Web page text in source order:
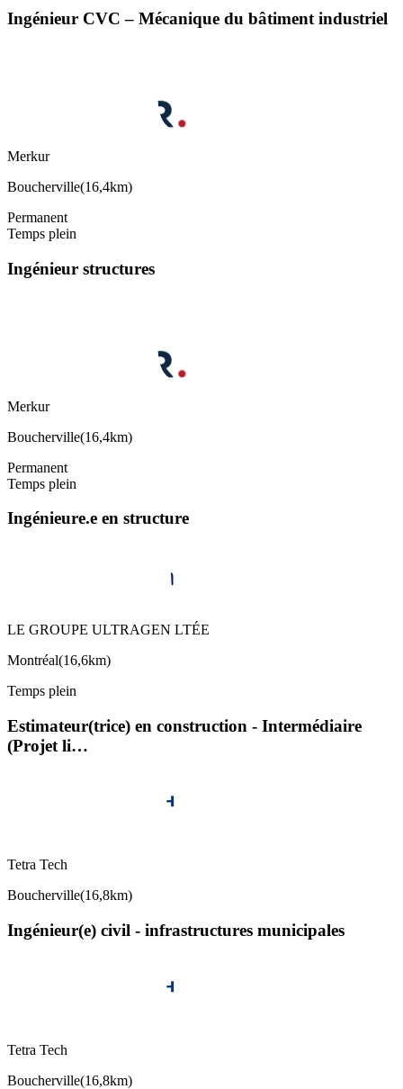
Ingénieur CVC – Mécanique du bâtiment industriel
Merkur
Boucherville(16,4km)
Permanent
Temps plein
Ingénieur structures
Merkur
Boucherville(16,4km)
Permanent
Temps plein
Ingénieure.e en structure
LE GROUPE ULTRAGEN LTÉE
Montréal(16,6km)
Temps plein
Estimateur(trice) en construction - Intermédiaire
(Projet li…
Tetra Tech
Boucherville(16,8km)
Ingénieur(e) civil - infrastructures municipales
Tetra Tech
Boucherville(16,8km)